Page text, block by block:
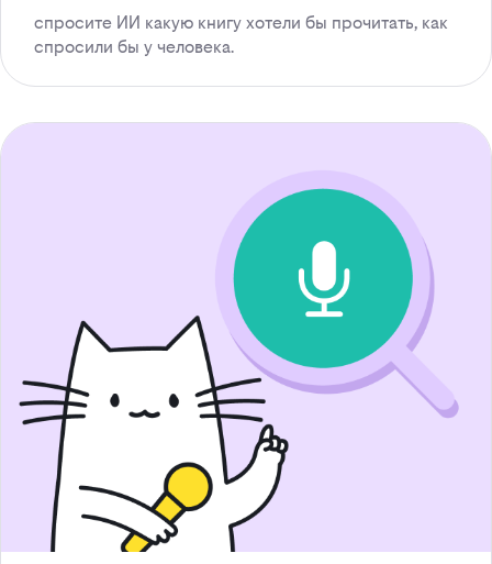
спросите ИИ какую книгу хотели бы прочитать, как
спросили бы у человека.